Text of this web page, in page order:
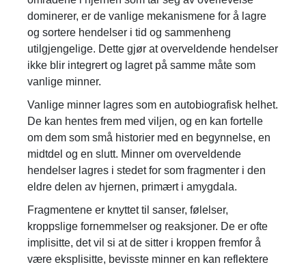
dominerer, er de vanlige mekanismene for å lagre
og sortere hendelser i tid og sammenheng
utilgjengelige. Dette gjør at overveldende hendelser
ikke blir integrert og lagret på samme måte som
vanlige minner.
Vanlige minner lagres som en autobiografisk helhet.
De kan hentes frem med viljen, og en kan fortelle
om dem som små historier med en begynnelse, en
midtdel og en slutt. Minner om overveldende
hendelser lagres i stedet for som fragmenter i den
eldre delen av hjernen, primært i amygdala.
Fragmentene er knyttet til sanser, følelser,
kroppslige fornemmelser og reaksjoner. De er ofte
implisitte, det vil si at de sitter i kroppen fremfor å
være eksplisitte, bevisste minner en kan reflektere